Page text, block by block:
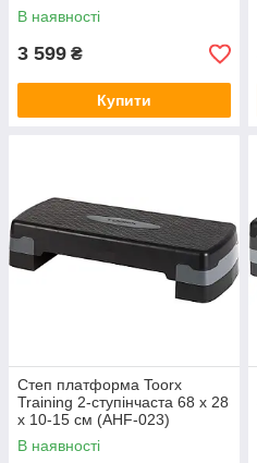
В наявності
3 599 ₴
Купити
Степ платформа Toorx
Training 2-ступінчаста 68 х 28
х 10-15 см (AHF-023)
В наявності